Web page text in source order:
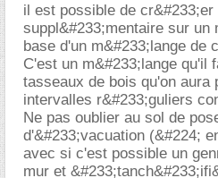
il est possible de cr&#233;er
suppl&#233;mentaire sur un
base d'un m&#233;lange de
C'est un m&#233;lange qu'il
tasseaux de bois qu'on aura
intervalles r&#233;guliers
Ne pas oublier au sol de
d'&#233;vacuation (&#224;
avec si c'est possible un
mur et